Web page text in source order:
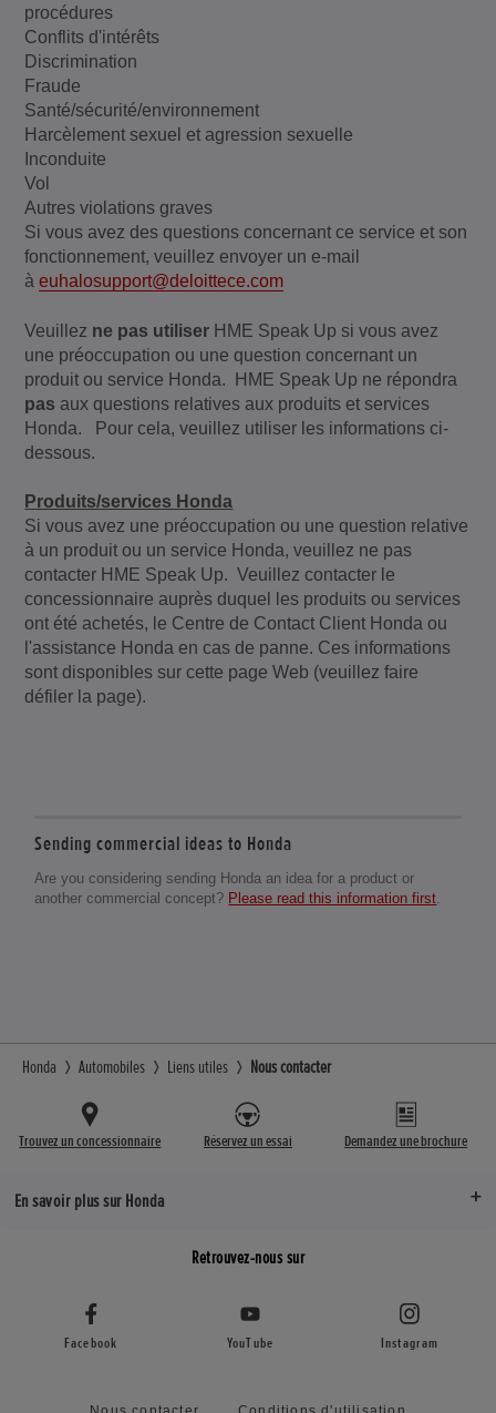
procédures
Conflits d'intérêts
Discrimination
Fraude
Santé/sécurité/environnement
Harcèlement sexuel et agression sexuelle
Inconduite
Vol
Autres violations graves
Si vous avez des questions concernant ce service et son
fonctionnement, veuillez envoyer un e-mail
àeuhalosupport@deloittece.com
Veuillez ne pas utiliser HME Speak Up si vous avez
une préoccupation ou une question concernant un
produit ou service Honda. HME Speak Up ne répondra
pas aux questions relatives aux produits et services
Honda. Pour cela, veuillez utiliser les informations ci-
dessous.
Produits/services Honda
Si vous avez une préoccupation ou une question relative
à un produit ou un service Honda, veuillez ne pas
contacter HME Speak Up. Veuillez contacter le
concessionnaire auprès duquel les produits ou services
ont été achetés, le Centre de Contact Client Honda ou
l'assistance Honda en cas de panne. Ces informations
sont disponibles sur cette page Web (veuillez faire
défiler la page).
Sending commercial ideas to Honda
Are you considering sending Honda an idea for a product or
another commercial concept? Please read this information first.
Honda Automobiles Liens utiles Nous contacter
Trouvez un concessionnaire Réservez un essai Demandez une brochure
En savoir plus sur Honda
Retrouvez-nous sur
Facebook YouTube Instagram